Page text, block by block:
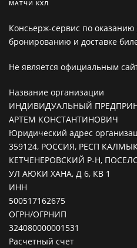
МАТЧИ КХЛ
Консьерж-сервис по оказанию
бронированию и доставке
Не является официальным
Название организации
ИНДИВИДУАЛЬНЫЙ
АРТЕМ КОНСТАНТИНОВИЧ
Юридический адрес
359124, РОССИЯ, РЕСП
КЕТЧЕНЕРОВСКИЙ Р-Н,
УЛ АЮКИ ХАНА, Д 6, КВ 1
ИНН
500517162675
ОГРН/ОГРНИП
324080000001531
Расчетный счет